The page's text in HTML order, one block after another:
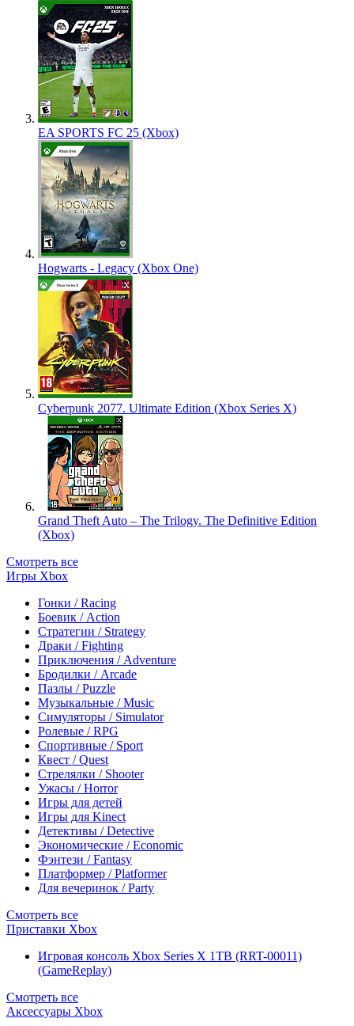
EA SPORTS FC 25 (Xbox)
Hogwarts - Legacy (Xbox One)
Cyberpunk 2077. Ultimate Edition (Xbox Series X)
Grand Theft Auto – The Trilogy. The Definitive Edition
(Xbox)
Смотреть все
Игры Xbox
Гонки / Racing
Боевик / Action
Стратегии / Strategy
Драки / Fighting
Приключения / Adventure
Бродилки / Arcade
Пазлы / Puzzle
Музыкальные / Music
Симуляторы / Simulator
Ролевые / RPG
Спортивные / Sport
Квест / Quest
Стрелялки / Shooter
Ужасы / Horror
Игры для детей
Игры для Kinect
Детективы / Detective
Экономические / Economic
Фэнтези / Fantasy
Платформер / Platformer
Для вечеринок / Party
Смотреть все
Приставки Xbox
Игровая консоль Xbox Series X 1TB (RRT-00011)
(GameReplay)
Смотреть все
Аксессуары Xbox